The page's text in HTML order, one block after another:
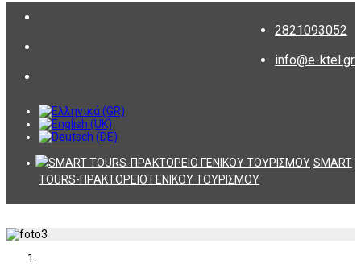
2821093052
info@e-ktel.gr
SMART
TOURS-ΠΡΑΚΤΟΡΕΙΟ ΓΕΝΙΚΟΥ ΤΟΥΡΙΣΜΟΥ